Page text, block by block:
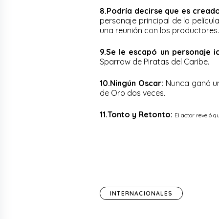
8.Podría decirse que es
personaje principal de la
una reunión con los
9.Se le escapó un personaje
Sparrow de Piratas del Caribe.
10.Ningún Oscar: Nunca ganó
de Oro dos veces.
11.Tonto y Retonto: El actor reveló
INTERNACIONALES